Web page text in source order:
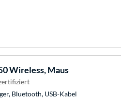
Wireless, Maus
Bluetooth, USB-Kabel